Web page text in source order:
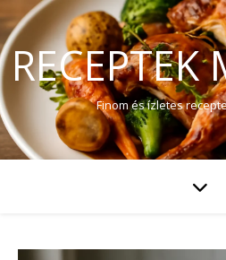
RECEPTEK
Finom és ízletes